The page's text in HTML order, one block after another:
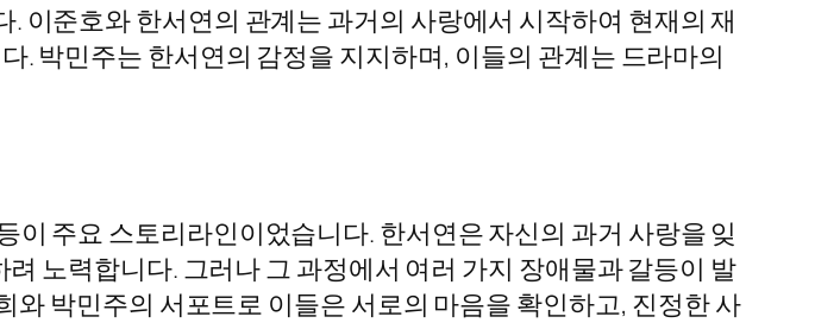
이준호와 한서연의 관계는 과거의 사랑에서 시작하여 현재의 재
. 박민주는 한서연의 감정을 지지하며, 이들의 관계는 드라마의
주요 스토리라인이었습니다. 한서연은 자신의 과거 사랑을 잊
노력합니다. 그러나 그 과정에서 여러 가지 장애물과 갈등이 발
박민주의 서포트로 이들은 서로의 마음을 확인하고, 진정한 사